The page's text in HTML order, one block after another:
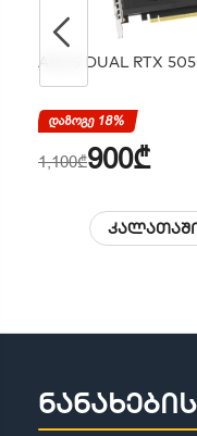
ASUS DUAL RTX
დაზოგე 18%
1,100₾900₾